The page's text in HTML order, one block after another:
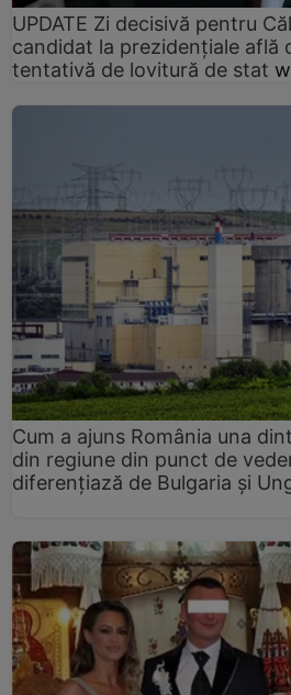
UPDATE Zi decisivă pentru
candidat la prezidențiale află
tentativă de lovitură de stat
Cum a ajuns România una
din regiune din punct de
diferențiază de Bulgaria și